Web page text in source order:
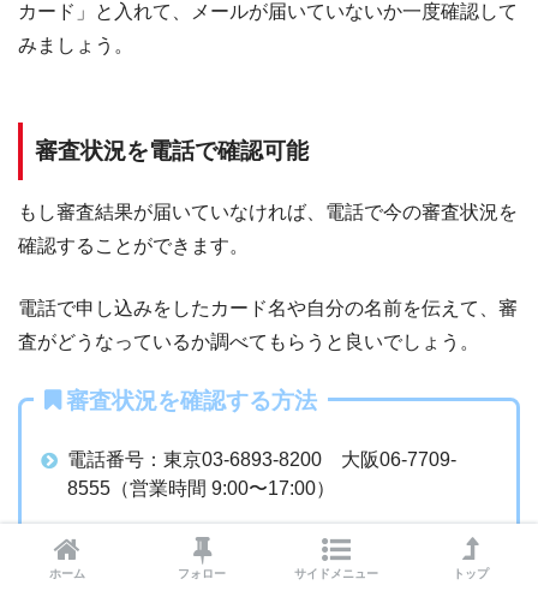
カード」と入れて、メールが届いていないか一度確認して
みましょう。
審査状況を電話で確認可能
もし審査結果が届いていなければ、電話で今の審査状況を
確認することができます。
電話で申し込みをしたカード名や自分の名前を伝えて、審
査がどうなっているか調べてもらうと良いでしょう。
審査状況を確認する方法
電話番号：東京03-6893-8200 大阪06-7709-
8555（営業時間 9:00〜17:00）
ホーム フォロー サイドメニュー トップ